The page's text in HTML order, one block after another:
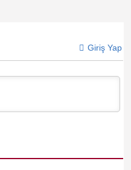
Giriş Yap